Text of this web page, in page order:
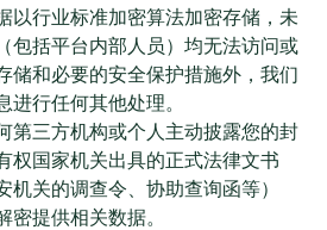
以行业标准加密算法加密存储，未
包括平台内部人员）均无法访问或
储和必要的安全保护措施外，我们
行任何其他处理。
第三方机构或个人主动披露您的封
权国家机关出具的正式法律文书
机关的调查令、协助查询函等）
密提供相关数据。